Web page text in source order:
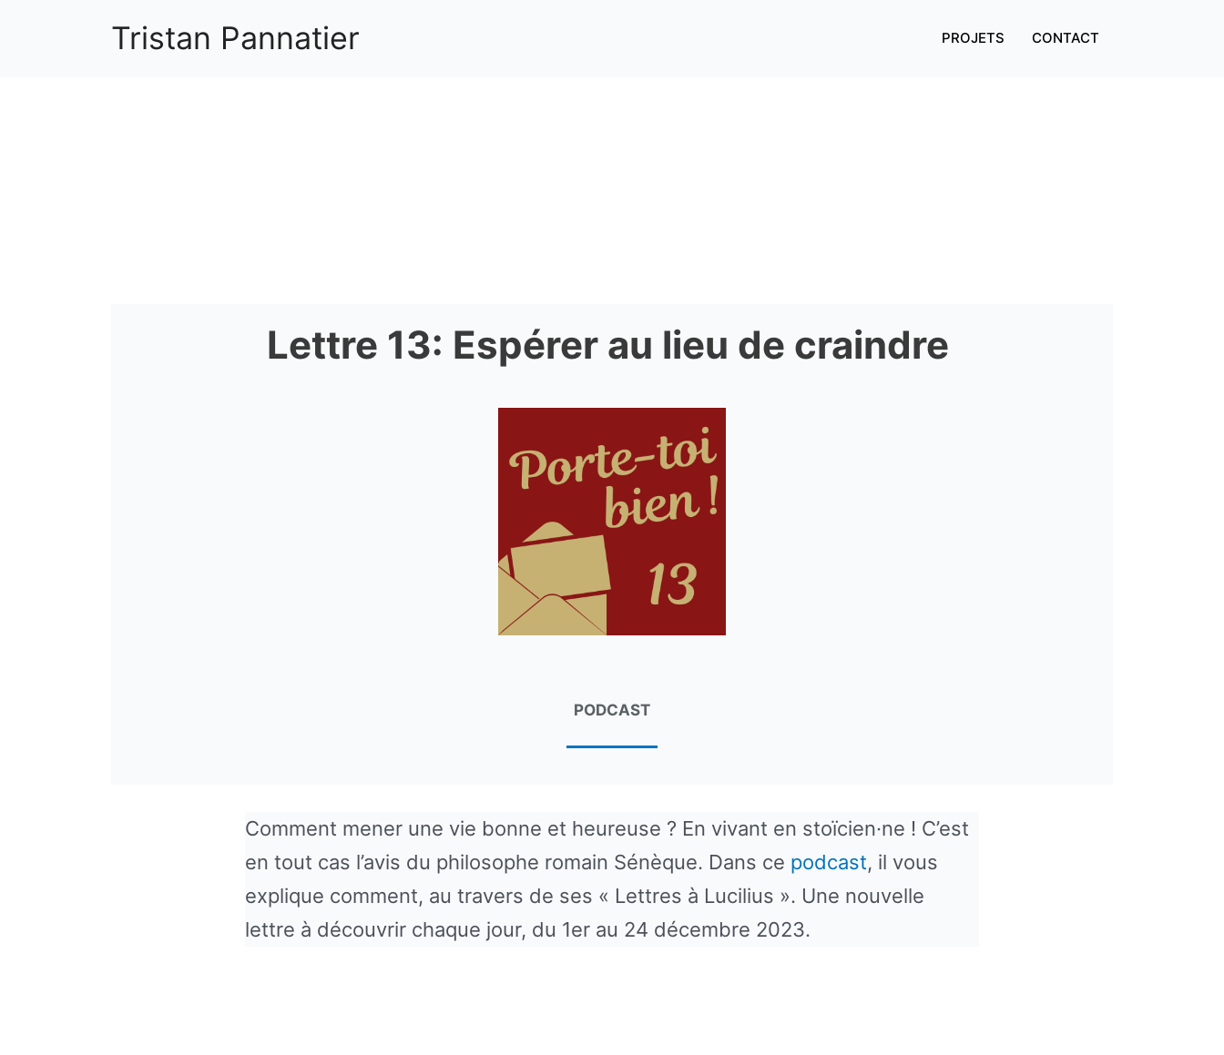
Tristan Pannatier PROJETS CONTACT
Lettre 13: Espérer au lieu de craindre
PODCAST
Comment mener une vie bonne et heureuse ? En vivant en stoïcien·ne ! C’est
en tout cas l’avis du philosophe romain Sénèque. Dans ce podcast, il vous
explique comment, au travers de ses « Lettres à Lucilius ». Une nouvelle
lettre à découvrir chaque jour, du 1er au 24 décembre 2023.